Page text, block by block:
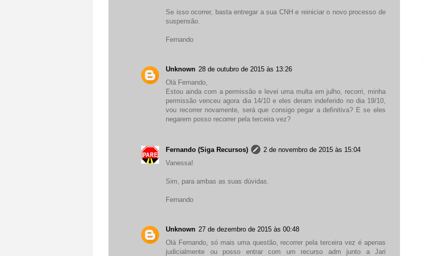
Se isso ocorrer, basta entregar a sua CNH e reiniciar o novo processo de
suspensão.
Fernando
Unknown 28 de outubro de 2015 às 13:26
Olá Fernando,
Estou ainda com a permissão e levei uma multa em julho, recorri, minha
permissão venceu agora dia 14/10 e eles deram indeferido no dia 19/10,
vou recorrer novamente, será que consigo pegar a definitiva? E se eles
negarem posso recorrer pela terceira vez?
Fernando (Siga Recursos)
2 de novembro de 2015 às 15:04
Vanessa!
Sim, para ambas as suas dúvidas.
Fernando
Unknown 27 de dezembro de 2015 às 00:48
Olá Fernando, só mais uma questão, recorrer pela terceira vez é apenas
judicialmente ou posso entrar com um recurso adm junto a Jari